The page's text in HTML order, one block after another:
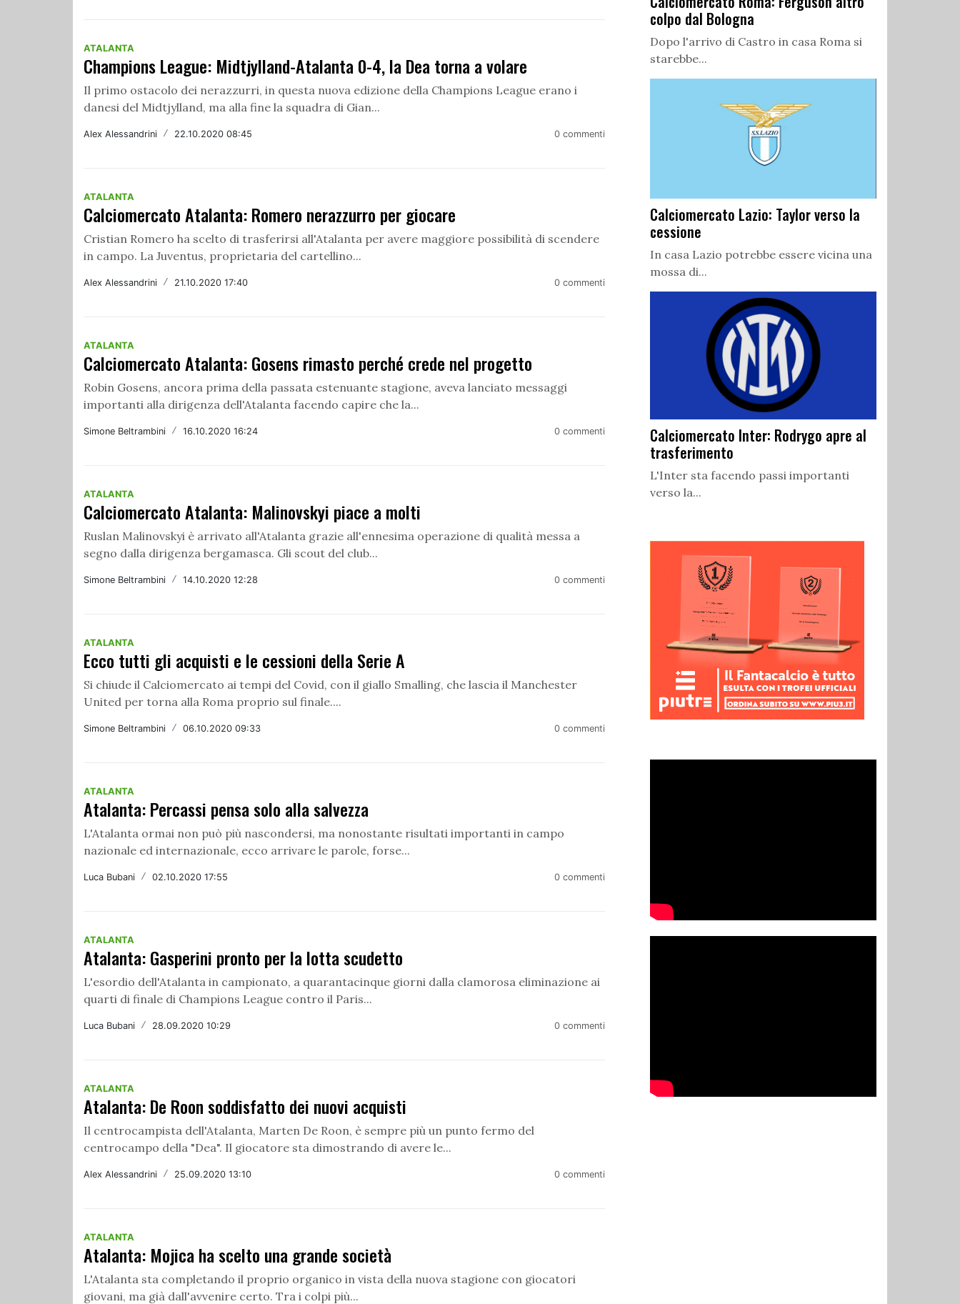
ATALANTA
Champions League: Midtjylland-Atalanta 0-4, la Dea torna a volare
Il primo ostacolo dei nerazzurri, in questa nuova edizione della Champions League erano i
danesi del Midtjylland, ma alla fine la squadra di Gian...
Alex Alessandrini / 22.10.2020 08:45 0 commenti
ATALANTA
Calciomercato Atalanta: Romero nerazzurro per giocare
Cristian Romero ha scelto di trasferirsi all'Atalanta per avere maggiore possibilità di scendere
in campo. La Juventus, proprietaria del cartellino...
Alex Alessandrini / 21.10.2020 17:40 0 commenti
ATALANTA
Calciomercato Atalanta: Gosens rimasto perché crede nel progetto
Robin Gosens, ancora prima della passata estenuante stagione, aveva lanciato messaggi
importanti alla dirigenza dell'Atalanta facendo capire che la...
Simone Beltrambini / 16.10.2020 16:24 0 commenti
ATALANTA
Calciomercato Atalanta: Malinovskyi piace a molti
Ruslan Malinovskyi è arrivato all'Atalanta grazie all'ennesima operazione di qualità messa a
segno dalla dirigenza bergamasca. Gli scout del club...
Simone Beltrambini / 14.10.2020 12:28 0 commenti
ATALANTA
Ecco tutti gli acquisti e le cessioni della Serie A
Si chiude il Calciomercato ai tempi del Covid, con il giallo Smalling, che lascia il Manchester
United per torna alla Roma proprio sul finale....
Simone Beltrambini / 06.10.2020 09:33 0 commenti
ATALANTA
Atalanta: Percassi pensa solo alla salvezza
L'Atalanta ormai non può più nascondersi, ma nonostante risultati importanti in campo
nazionale ed internazionale, ecco arrivare le parole, forse...
Luca Bubani / 02.10.2020 17:55 0 commenti
ATALANTA
Atalanta: Gasperini pronto per la lotta scudetto
L'esordio dell'Atalanta in campionato, a quarantacinque giorni dalla clamorosa eliminazione ai
quarti di finale di Champions League contro il Paris...
Luca Bubani / 28.09.2020 10:29 0 commenti
ATALANTA
Atalanta: De Roon soddisfatto dei nuovi acquisti
Il centrocampista dell'Atalanta, Marten De Roon, è sempre più un punto fermo del
centrocampo della "Dea". Il giocatore sta dimostrando di avere le...
Alex Alessandrini / 25.09.2020 13:10 0 commenti
ATALANTA
Atalanta: Mojica ha scelto una grande società
L'Atalanta sta completando il proprio organico in vista della nuova stagione con giocatori
giovani, ma già dall'avvenire certo. Tra i colpi più...
colpo dal Bologna
Dopo l'arrivo di Castro in casa Roma si
starebbe...
Calciomercato Lazio: Taylor verso la
cessione
In casa Lazio potrebbe essere vicina una
mossa di...
Calciomercato Inter: Rodrygo apre al
trasferimento
L'Inter sta facendo passi importanti
verso la...